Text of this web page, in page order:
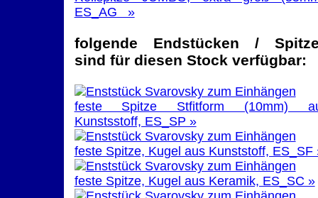
ES_AG »
folgende Endstücken /
sind für diesen Stock verfügbar:
feste Spitze Stfitform (10mm)
Kunstsstoff, ES_SP »
feste Spitze, Kugel aus Kunststoff, ES_SF
feste Spitze, Kugel aus Keramik, ES_SC »